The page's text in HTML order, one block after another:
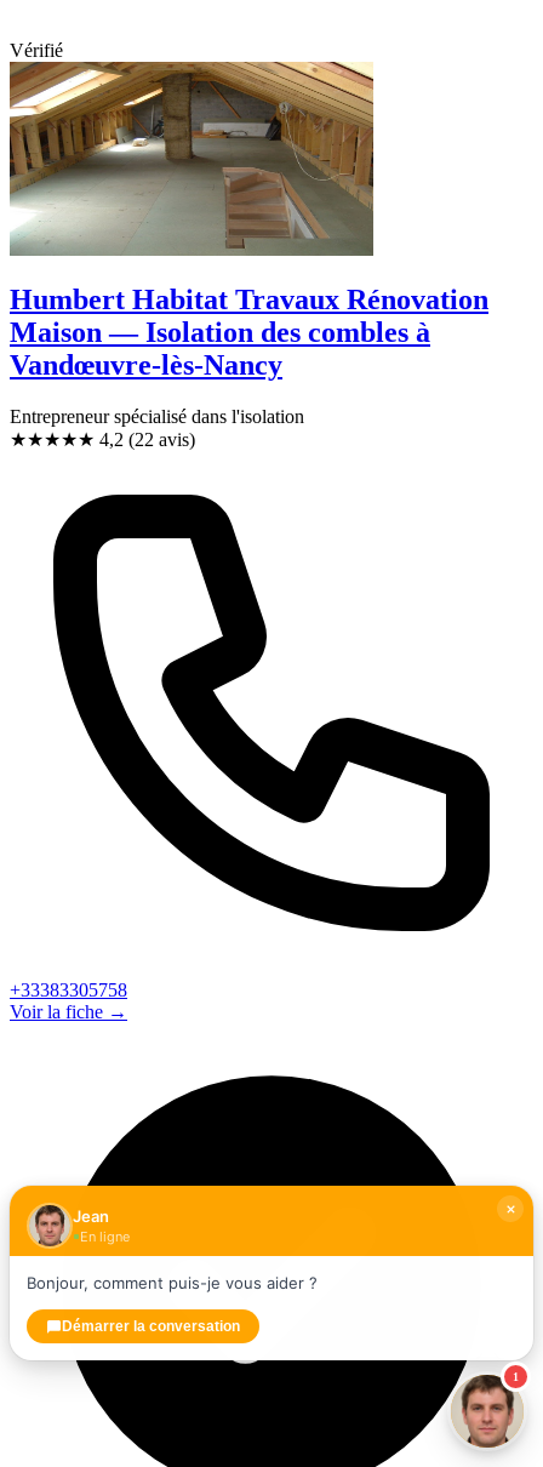
Vérifié
Humbert Habitat Travaux Rénovation
Maison — Isolation des combles à
Vandœuvre-lès-Nancy
Entrepreneur spécialisé dans l'isolation
★★★★★ 4,2 (22 avis)
+33383305758
Voir la fiche →
1
Jean
En ligne
Bonjour, comment puis-je vous aider ?
Démarrer la conversation